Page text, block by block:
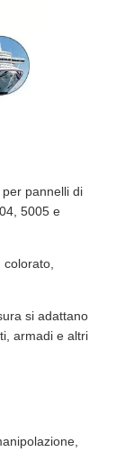
pannelli di
5005 e
si adattano
armadi e altri